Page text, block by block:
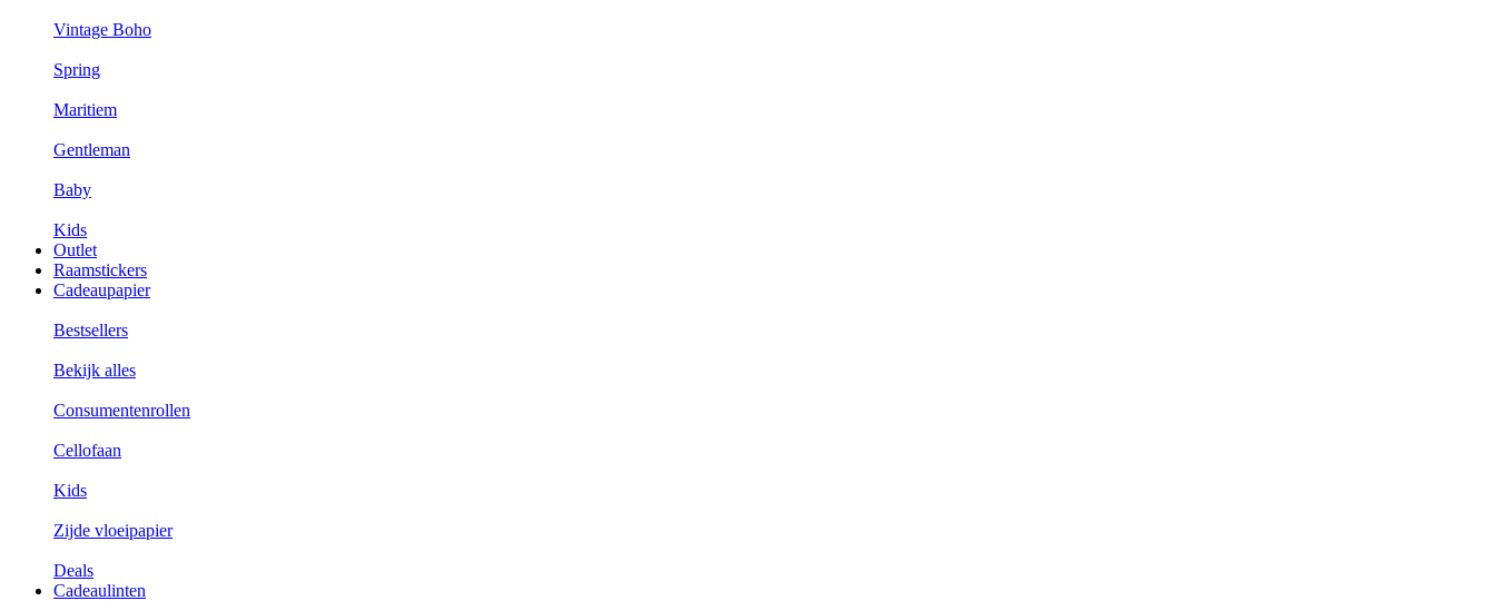
Vintage Boho
Spring
Maritiem
Gentleman
Baby
Kids
Outlet
Raamstickers
Cadeaupapier
Bestsellers
Bekijk alles
Consumentenrollen
Cellofaan
Kids
Zijde vloeipapier
Deals
Cadeaulinten